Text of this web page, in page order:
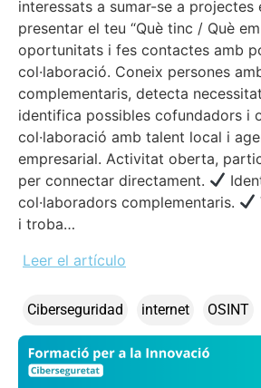
interessats a sumar-se a projectes
presentar el teu “Què tinc / Què
oportunitats i fes contactes amb
col·laboració. Coneix persones
complementaris, detecta
identifica possibles cofundadors i
col·laboració amb talent local i
empresarial. Activitat oberta,
per connectar directament.
col·laboradors complementaris.
i troba…
Leer el artículo
Ciberseguridad internet OSINT